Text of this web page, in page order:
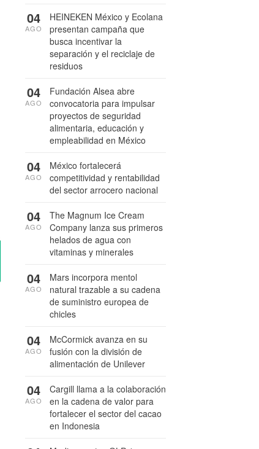
HEINEKEN México y Ecolana
presentan campaña que
busca incentivar la
separación y el reciclaje de
residuos
04
AGO
Fundación Alsea abre
convocatoria para impulsar
proyectos de seguridad
alimentaria, educación y
empleabilidad en México
04
AGO
México fortalecerá
competitividad y rentabilidad
del sector arrocero nacional
04
AGO
The Magnum Ice Cream
Company lanza sus primeros
helados de agua con
vitaminas y minerales
04
AGO
Mars incorpora mentol
natural trazable a su cadena
de suministro europea de
chicles
04
AGO
McCormick avanza en su
fusión con la división de
alimentación de Unilever
04
AGO
Cargill llama a la colaboración
en la cadena de valor para
fortalecer el sector del cacao
en Indonesia
04
AGO